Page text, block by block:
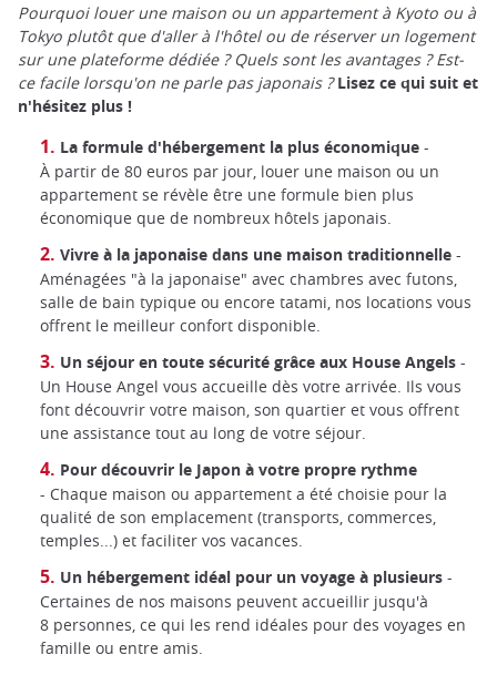
Pourquoi louer une maison ou un appartement à Kyoto ou à
Tokyo plutôt que d'aller à l'hôtel ou de réserver un logement
sur une plateforme dédiée ? Quels sont les avantages ? Est-
ce facile lorsqu'on ne parle pas japonais ?Lisez ce qui suit et
n'hésitez plus !
La formule d'hébergement la plus économique -
À partir de 80 euros par jour, louer une maison ou un
appartement se révèle être une formule bien plus
économique que de nombreux hôtels japonais.
Vivre à la japonaise dans une maison traditionnelle -
Aménagées "à la japonaise" avec chambres avec futons,
salle de bain typique ou encore tatami, nos locations vous
offrent le meilleur confort disponible.
Un séjour en toute sécurité grâce aux House Angels -
Un House Angel vous accueille dès votre arrivée. Ils vous
font découvrir votre maison, son quartier et vous offrent
une assistance tout au long de votre séjour.
Pour découvrir le Japon à votre propre rythme
- Chaque maison ou appartement a été choisie pour la
qualité de son emplacement (transports, commerces,
temples...) et faciliter vos vacances.
Un hébergement idéal pour un voyage à plusieurs -
Certaines de nos maisons peuvent accueillir jusqu'à
8 personnes, ce qui les rend idéales pour des voyages en
famille ou entre amis.